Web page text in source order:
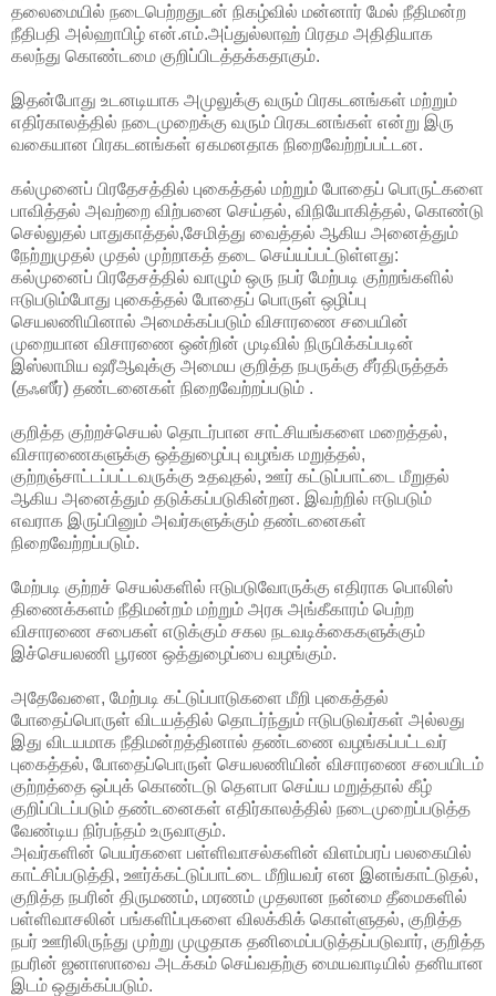
தலைமையில் நடைபெற்றதுடன் நிகழ்வில் மன்னார் மேல் நீதிமன்ற
நீதிபதி அல்ஹாபிழ் என்.எம்.அப்துல்லாஹ் பிரதம அதிதியாக
கலந்து கொண்டமை குறிப்பிடத்தக்கதாகும்.
இதன்போது உடனடியாக அமுலுக்கு வரும் பிரகடனங்கள் மற்றும்
எதிர்காலத்தில் நடைமுறைக்கு வரும் பிரகடனங்கள் என்று இரு
வகையான பிரகடனங்கள் ஏகமனதாக நிறைவேற்றப்பட்டன.
கல்முனைப் பிரதேசத்தில் புகைத்தல் மற்றும் போதைப் பொருட்களை
பாவித்தல் அவற்றை விற்பனை செய்தல், விநியோகித்தல், கொண்டு
செல்லுதல் பாதுகாத்தல்,சேமித்து வைத்தல் ஆகிய அனைத்தும்
நேற்றுமுதல் முதல் முற்றாகத் தடை செய்யப்பட்டுள்ளது:
கல்முனைப் பிரதேசத்தில் வாழும் ஒரு நபர் மேற்படி குற்றங்களில்
ஈடுபடும்போது புகைத்தல் போதைப் பொருள் ஒழிப்பு
செயலணியினால் அமைக்கப்படும் விசாரணை சபையின்
முறையான விசாரணை ஒன்றின் முடிவில் நிருபிக்கப்படின்
இஸ்லாமிய ஷரீஆவுக்கு அமைய குறித்த நபருக்கு சீர்திருத்தக்
(தஃஸீர்) தண்டனைகள் நிறைவேற்றப்படும் .
குறித்த குற்றச்செயல் தொடர்பான சாட்சியங்களை மறைத்தல்,
விசாரணைகளுக்கு ஒத்துழைப்பு வழங்க மறுத்தல்,
குற்றஞ்சாட்டப்பட்டவருக்கு உதவுதல், ஊர் கட்டுப்பாட்டை மீறுதல்
ஆகிய அனைத்தும் தடுக்கப்படுகின்றன. இவற்றில் ஈடுபடும்
எவராக இருப்பினும் அவர்களுக்கும் தண்டனைகள்
நிறைவேற்றப்படும்.
மேற்படி குற்றச் செயல்களில் ஈடுபடுவோருக்கு எதிராக பொலிஸ்
திணைக்களம் நீதிமன்றம் மற்றும் அரசு அங்கீகாரம் பெற்ற
விசாரணை சபைகள் எடுக்கும் சகல நடவடிக்கைகளுக்கும்
இச்செயலணி பூரண ஒத்துழைப்பை வழங்கும்.
அதேவேளை, மேற்படி கட்டுப்பாடுகளை மீறி புகைத்தல்
போதைப்பொருள் விடயத்தில் தொடர்ந்தும் ஈடுபடுவர்கள் அல்லது
இது விடயமாக நீதிமன்றத்தினால் தண்டணை வழங்கப்பட்டவர்
புகைத்தல், போதைப்பொருள் செயலணியின் விசாரணை சபையிடம்
குற்றத்தை ஒப்புக் கொண்டடு தௌபா செய்ய மறுத்தால் கீழ்
குறிப்பிடப்படும் தண்டனைகள் எதிர்காலத்தில் நடைமுறைப்படுத்த
வேண்டிய நிர்பந்தம் உருவாகும்.
அவர்களின் பெயர்களை பள்ளிவாசல்களின் விளம்பரப் பலகையில்
காட்சிப்படுத்தி, ஊர்க்கட்டுப்பாட்டை மீறியவர் என இனங்காட்டுதல்,
குறித்த நபரின் திருமணம், மரணம் முதலான நன்மை தீமைகளில்
பள்ளிவாசலின் பங்களிப்புகளை விலக்கிக் கொள்ளுதல், குறித்த
நபர் ஊரிலிருந்து முற்று முழுதாக தனிமைப்படுத்தப்படுவார், குறித்த
நபரின் ஜனாஸாவை அடக்கம் செய்வதற்கு மையவாடியில் தனியான
இடம் ஒதுக்கப்படும்.